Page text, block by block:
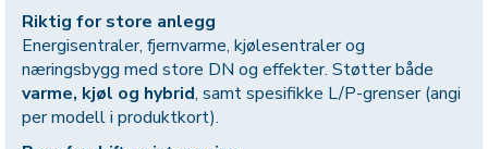
Riktig for store anlegg
Energisentraler, fjernvarme, kjølesentraler og
næringsbygg med store DN og effekter. Støtter både
varme, kjøl og hybrid, samt spesifikke L/P-grenser (angi
per modell i produktkort).